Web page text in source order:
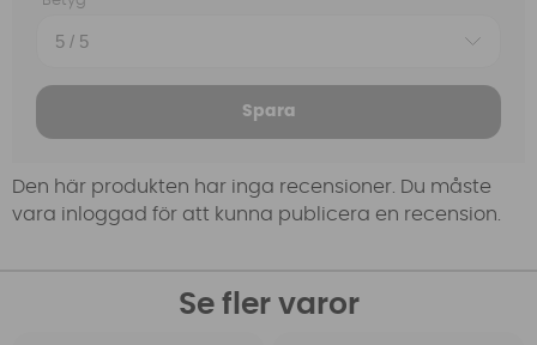
Spara
Den här produkten har inga recensioner. Du måste
vara inloggad för att kunna publicera en recension.
Se fler varor